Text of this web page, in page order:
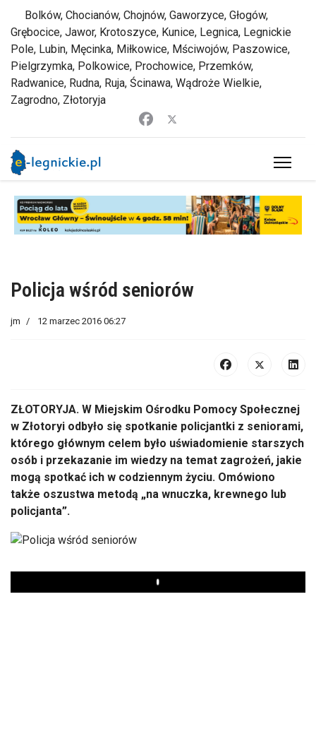
Bolków, Chocianów, Chojnów, Gaworzyce, Głogów,
Grębocice, Jawor, Krotoszyce, Kunice, Legnica, Legnickie
Pole, Lubin, Męcinka, Miłkowice, Mściwojów, Paszowice,
Pielgrzymka, Polkowice, Prochowice, Przemków,
Radwanice, Rudna, Ruja, Ścinawa, Wądroże Wielkie,
Zagrodno, Złotoryja
Policja wśród seniorów
jm 12 marzec 2016 06:27
ZŁOTORYJA. W Miejskim Ośrodku Pomocy Społecznej
w Złotoryi odbyło się spotkanie policjantki z seniorami,
którego głównym celem było uświadomienie starszych
osób i przekazanie im wiedzy na temat zagrożeń, jakie
mogą spotkać ich w codziennym życiu. Omówiono
także oszustwa metodą „na wnuczka, krewnego lub
policjanta”.
Play